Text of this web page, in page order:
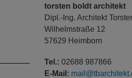
torsten boldt architekt
Dipl.-Ing. Architekt
Wilhelmstraße 12
57629 Heimborn
Tel.: 02688 987866
E-Mail: